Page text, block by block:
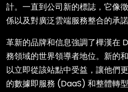
計。一直到公司新的標誌，它像
係以及對廣泛雲端服務整合的承諾
革新的品牌和信息強調了樺漢在
務領域的世界領導者地位。新的
以立即從該站點中受益，讓他們
的數據即服務 (DaaS) 和整體轉